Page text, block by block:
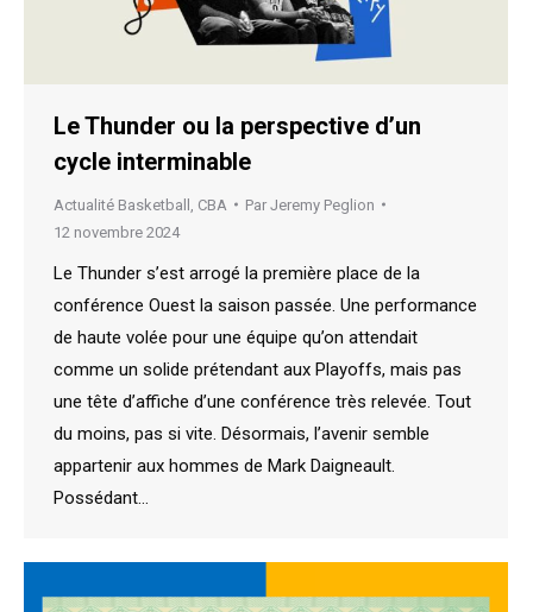
Le Thunder ou la perspective d’un
cycle interminable
Actualité Basketball CBA Par Jeremy Peglion
12 novembre 2024
Le Thunder s’est arrogé la première place de la
conférence Ouest la saison passée. Une performance
de haute volée pour une équipe qu’on attendait
comme un solide prétendant aux Playoffs, mais pas
une tête d’affiche d’une conférence très relevée. Tout
du moins, pas si vite. Désormais, l’avenir semble
appartenir aux hommes de Mark Daigneault.
Possédant…